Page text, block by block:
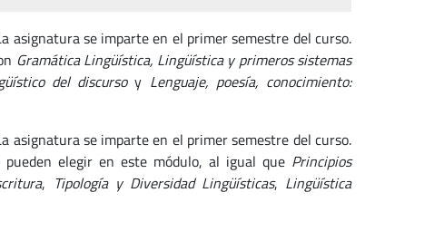
asignatura se imparte en el primer semestre del curso.
Gramática Lingüística, Lingüística y primeros sistemas
del discursoy Lenguaje, poesía, conocimiento:
asignatura se imparte en el primer semestre del curso.
elegir en este módulo, al igual quePrincipios
, Tipología y Diversidad Lingüísticas, Lingüística